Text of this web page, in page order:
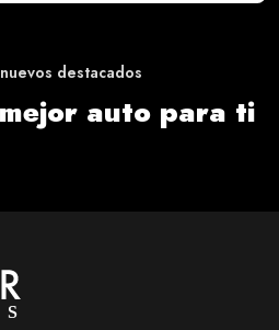
destacados
auto para ti